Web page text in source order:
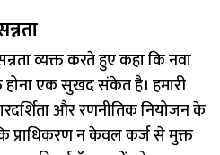
व्यक्त करते हुए कहा कि नवा
एक सुखद संकेत है। हमारी
और रणनीतिक नियोजन के
प्राधिकरण न केवल कर्ज से मुक्त